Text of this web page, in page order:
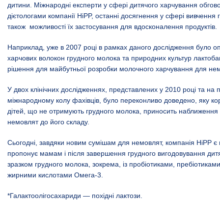
дитини. Міжнародні експерти у сфері дитячого харчування
дієтологами компанії HiPP, останні досягнення у сфері
також можливості їх застосування для вдосконалення продуктів.
Наприклад, уже в 2007 році в рамках даного дослідження було
харчових волокон грудного молока та природних культур
рішення для майбутньої розробки молочного харчування для
У двох клінічних дослідженнях, представлених у 2010 році та на
міжнародному колу фахівців, було переконливо доведено, яку
дітей, що не отримують грудного молока, приносить
немовлят до його складу.
Сьогодні, завдяки новим сумішам для немовлят, компанія HiPP
пропонує мамам і після завершення грудного вигодовування
зразком грудного молока, зокрема, із пробіотиками,
жирними кислотами Омега-3.
*Галактоолігосахариди — похідні лактози.